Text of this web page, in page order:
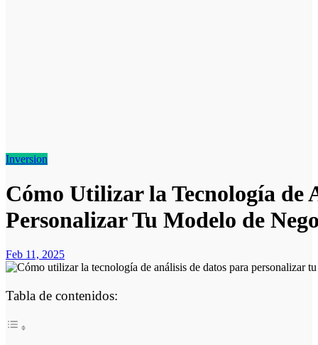
Inversion
Cómo Utilizar la Tecnología de
Personalizar Tu Modelo de
Feb 11, 2025
Tabla de contenidos: